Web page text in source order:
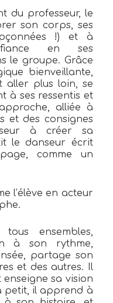
du professeur, le
son corps, ses
!) et à
en ses
le groupe. Grâce
bienveillante,
aller plus loin, se
à ses ressentis et
alliée à
et des consignes
à créer sa
le danseur écrit
comme un
l’élève en acteur
ensembles,
à son rythme,
partage son
et des autres. Il
enseigne sa vision
petit, il apprend à